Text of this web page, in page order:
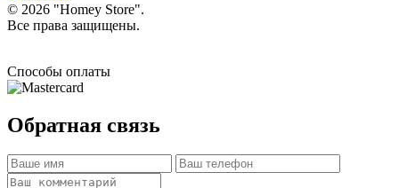
© 2026 "Homey Store".
Все права защищены.
Способы оплаты
Обратная связь